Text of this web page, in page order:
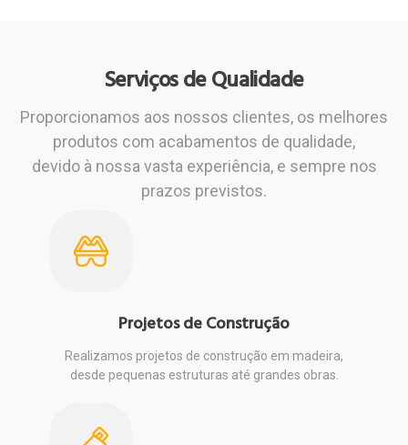
Serviços de Qualidade
Proporcionamos aos nossos clientes, os melhores
produtos com acabamentos de qualidade,
devido à nossa vasta experiência, e sempre nos
prazos previstos.
Projetos de Construção
Realizamos projetos de construção em madeira,
desde pequenas estruturas até grandes obras.